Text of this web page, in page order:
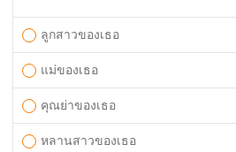
ลูกสาวของเธอ
แม่ของเธอ
คุณย่าของเธอ
หลานสาวของเธอ